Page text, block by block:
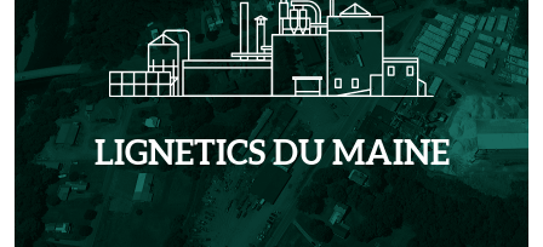
LIGNETICS DU MAINE